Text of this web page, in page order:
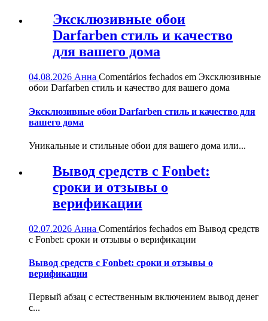
Эксклюзивные обои
Darfarben стиль и качество
для вашего дома
04.08.2026 Анна Comentários fechados em Эксклюзивные
обои Darfarben стиль и качество для вашего дома
Эксклюзивные обои Darfarben стиль и качество для
вашего дома
Уникальные и стильные обои для вашего дома или...
Вывод средств с Fonbet:
сроки и отзывы о
верификации
02.07.2026 Анна Comentários fechados em Вывод средств
с Fonbet: сроки и отзывы о верификации
Вывод средств с Fonbet: сроки и отзывы о
верификации
Первый абзац с естественным включением вывод денег
с...